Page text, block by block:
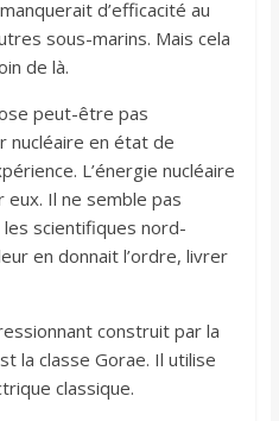
d’efficacité au
sous-marins. Mais cela
de là.
peut-être pas
nucléaire en état de
L’énergie nucléaire
eux. Il ne semble pas
scientifiques nord-
en donnait l’ordre, livrer
construit par la
la classe Gorae. Il utilise
classique.